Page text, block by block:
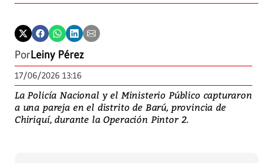
PorLeiny Pérez
17/06/2026 13:16
La Policía Nacional y el Ministerio Público capturaron
a una pareja en el distrito de Barú, provincia de
Chiriquí, durante la Operación Pintor 2.